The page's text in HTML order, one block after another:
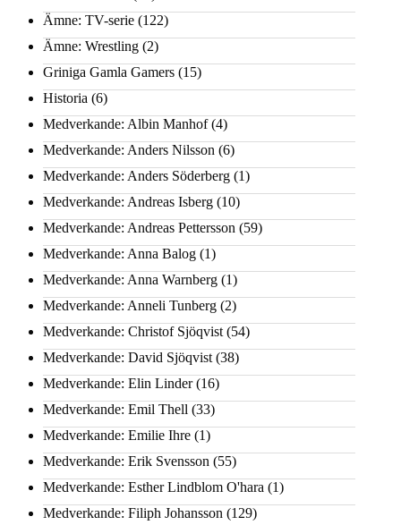
Ämne: TV-serie (122)
Ämne: Wrestling (2)
Griniga Gamla Gamers (15)
Historia (6)
Medverkande: Albin Manhof(4)
Medverkande: Anders Nilsson (6)
Medverkande: Anders Söderberg (1)
Medverkande: Andreas Isberg (10)
Medverkande: Andreas Pettersson (59)
Medverkande: Anna Balog (1)
Medverkande: Anna Warnberg (1)
Medverkande: Anneli Tunberg (2)
Medverkande: Christof Sjöqvist (54)
Medverkande: David Sjöqvist (38)
Medverkande: Elin Linder(16)
Medverkande: Emil Thell (33)
Medverkande: Emilie Ihre (1)
Medverkande: Erik Svensson (55)
Medverkande: Esther Lindblom O'hara (1)
Medverkande: Filiph Johansson (129)